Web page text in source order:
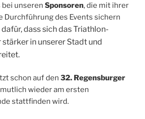
bei unseren Sponsoren, die mit ihrer
Durchführung des Events sichern
dass sich das Triathlon-
stärker in unserer Stadt und
schon auf den 32. Regensburger
wieder am ersten
stattfinden wird.